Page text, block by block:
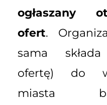
ogłaszany
ofert.
sama
ofertę) do
miasta